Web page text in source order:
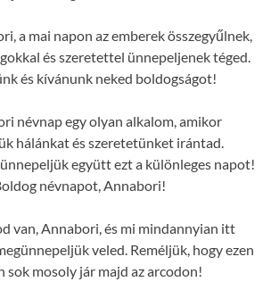
a mai napon az emberek összegyűlnek,
és szeretettel ünnepeljenek téged.
és kívánunk neked boldogságot!
névnap egy olyan alkalom, amikor
hálánkat és szeretetünket irántad.
együtt ezt a különleges napot!
névnapot, Annabori!
van, Annabori, és mi mindannyian itt
veled. Reméljük, hogy ezen
sok mosoly jár majd az arcodon!